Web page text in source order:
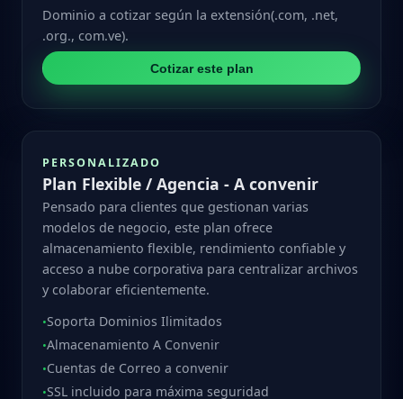
Dominio a cotizar según la extensión(.com, .net,
.org., com.ve).
Cotizar este plan
PERSONALIZADO
Plan Flexible / Agencia - A convenir
Pensado para clientes que gestionan varias
modelos de negocio, este plan ofrece
almacenamiento flexible, rendimiento confiable y
acceso a nube corporativa para centralizar archivos
y colaborar eficientemente.
•Soporta Dominios Ilimitados
•Almacenamiento A Convenir
•Cuentas de Correo a convenir
•SSL incluido para máxima seguridad